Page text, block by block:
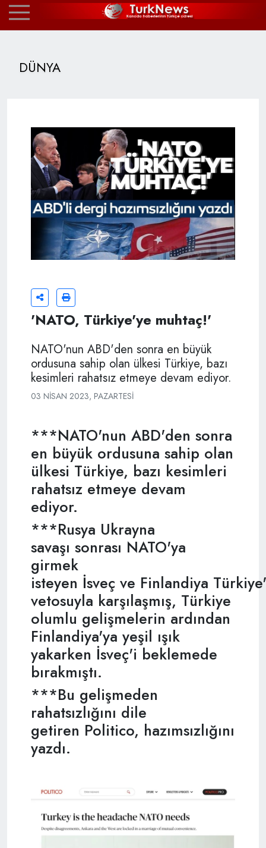
DÜNYA
'NATO, Türkiye'ye muhtaç!'
NATO'nun ABD'den sonra en büyük
ordusuna sahip olan ülkesi Türkiye, bazı
kesimleri rahatsız etmeye devam ediyor.
03 NISAN 2023, PAZARTESI
***NATO'nun ABD'den sonra
en büyük ordusuna sahip olan
ülkesi Türkiye, bazı kesimleri
rahatsız etmeye devam
ediyor.
***Rusya Ukrayna
savaşı sonrası NATO'ya
girmek
isteyen İsveç ve Finlandiya
vetosuyla karşılaşmış, Türkiye
olumlu gelişmelerin ardından
Finlandiya'ya yeşil ışık
yakarken İsveç'i beklemede
bırakmıştı.
***Bu gelişmeden
rahatsızlığını dile
getiren Politico, hazımsızlığını
yazdı.